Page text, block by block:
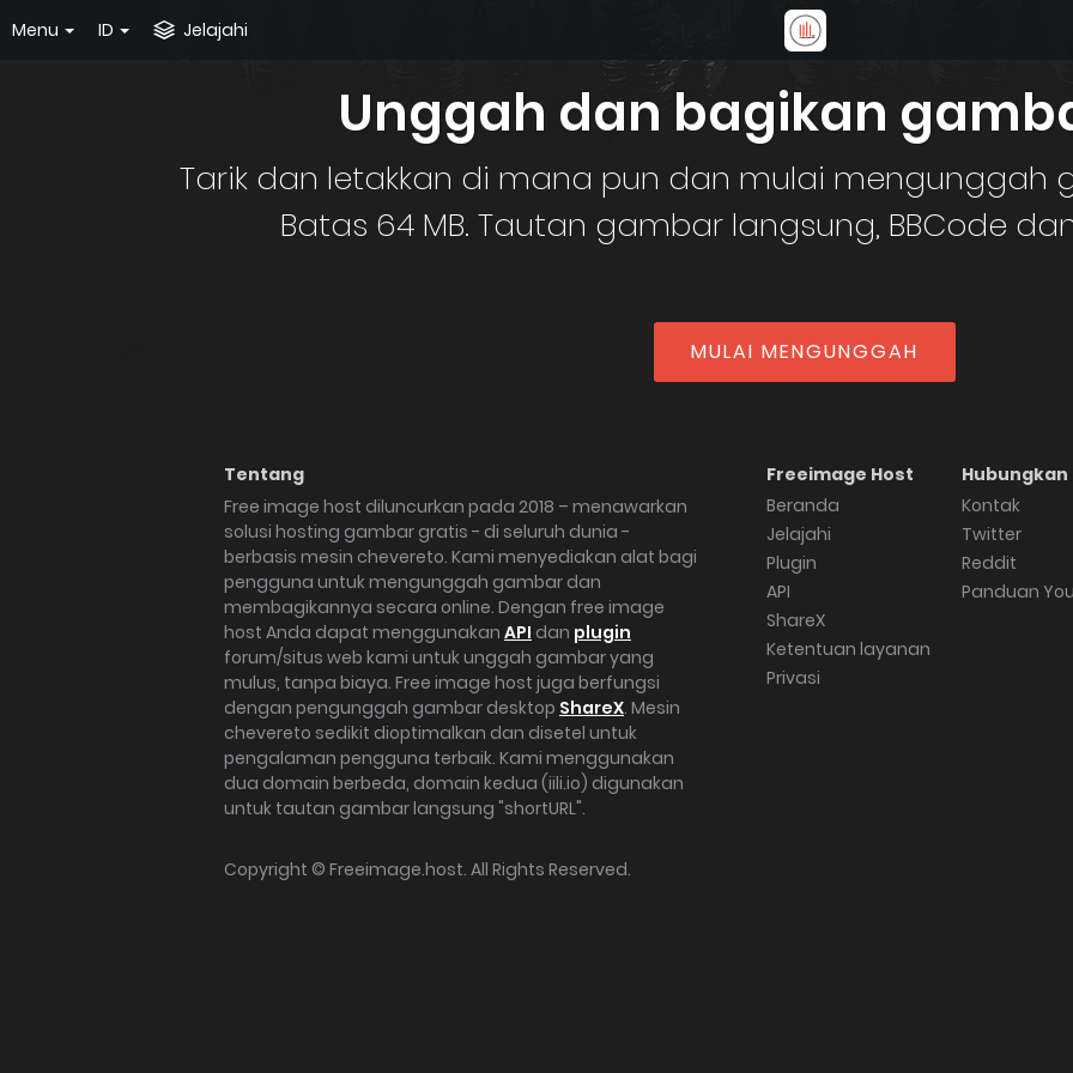
Menu ID Jelajahi
Unggah dan bagikan
Tarik dan letakkan di mana pun dan mulai mengunggah
Batas 64 MB. Tautan gambar langsung, BBCode
MULAI MENGUNGGAH
Tentang
Free image host diluncurkan pada 2018 – menawarkan
solusi hosting gambar gratis - di seluruh dunia -
berbasis mesin chevereto. Kami menyediakan alat bagi
pengguna untuk mengunggah gambar dan
membagikannya secara online. Dengan free image
host Anda dapat menggunakan API dan plugin
forum/situs web kami untuk unggah gambar yang
mulus, tanpa biaya. Free image host juga berfungsi
dengan pengunggah gambar desktop ShareX. Mesin
chevereto sedikit dioptimalkan dan disetel untuk
pengalaman pengguna terbaik. Kami menggunakan
dua domain berbeda, domain kedua (iili.io) digunakan
untuk tautan gambar langsung "shortURL".
Freeimage Host
Beranda
Jelajahi
Plugin
API
ShareX
Ketentuan layanan
Privasi
Hubungkan
Kontak
Twitter
Reddit
Panduan
Copyright © Freeimage.host. All Rights Reserved.